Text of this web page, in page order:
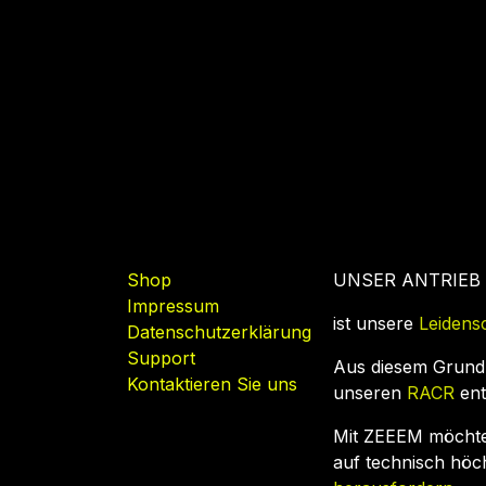
Shop
Impressum
Datenschutzerklärung
Support
Kontaktieren Sie uns
UNSER ANTRIEB
ist unsere
Aus diesem
unseren RACR
Mit ZEEEM
auf technisch